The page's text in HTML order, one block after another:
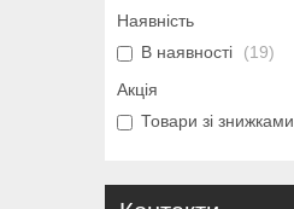
Наявність
В наявності
19
Акція
Товари зі знижками